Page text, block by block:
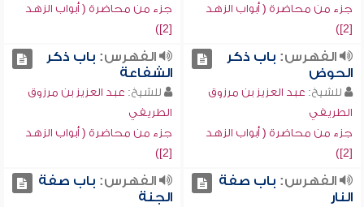
جزء من محاضرة ( أبواب الزهد
[2])
جزء من محاضرة ( أبواب الزهد
[2])
الفهرس: باب ذكر
الحوض
للشيخ: عبد العزيز بن مرزوق
الطريفي
جزء من محاضرة ( أبواب الزهد
[2])
الفهرس: باب ذكر
الشفاعة
للشيخ: عبد العزيز بن مرزوق
الطريفي
جزء من محاضرة ( أبواب الزهد
[2])
الفهرس: باب صفة
النار
الفهرس: باب صفة
الجنة